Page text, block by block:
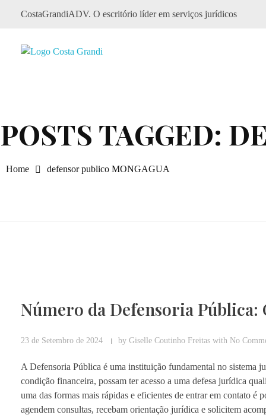
CostaGrandiADV. O escritório líder em serviços jurídicos
Home defensor publico MONGAGUA
POSTS TAGGED:
Número da Defensoria
23 de Setembro de 2024 by Giselle Coutinho Freitas with No
A Defensoria Pública é uma instituição fundamental no sistema
condição financeira, possam ter acesso a uma defesa jurídica
uma das formas mais rápidas e eficientes de entrar em contato
agendem consultas, recebam orientação jurídica e solicitem